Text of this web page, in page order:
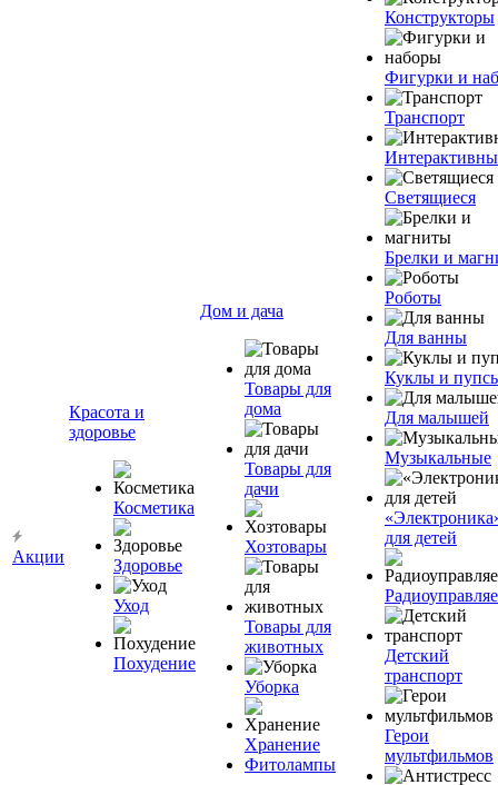
Акции
Красота и
здоровье
Косметика
Здоровье
Уход
Похудение
Дом и дача
Товары для
дома
Товары для
дачи
Хозтовары
Товары для
животных
Уборка
Хранение
Фитолампы
Конструкторы
Фигурки и
Транспорт
Светящиеся
Брелки и
Роботы
Для ванны
Куклы и
Для малышей
Музыкальные
для детей
Детский
транспорт
Герои
мультфильмов